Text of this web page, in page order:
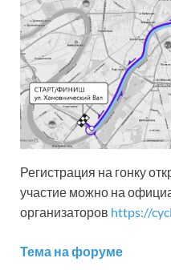
Регистрация на гонку
участие можно на
организаторов https://
Тема на форуме